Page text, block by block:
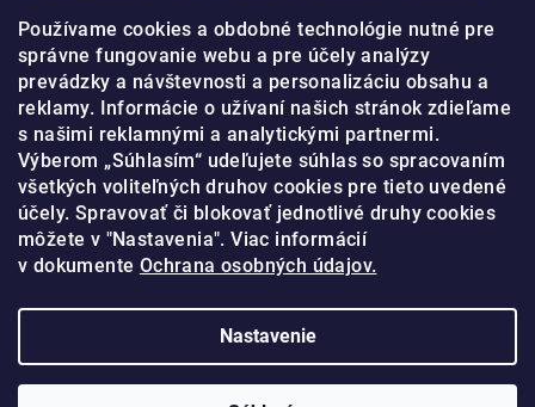
Používame cookies a obdobné technológie nutné pre
správne fungovanie webu a pre účely analýzy
prevádzky a návštevnosti a personalizáciu obsahu a
reklamy. Informácie o užívaní našich stránok zdieľame
s našimi reklamnými a analytickými partnermi.
Výberom „Súhlasím“ udeľujete súhlas so spracovaním
všetkých voliteľných druhov cookies pre tieto uvedené
účely. Spravovať či blokovať jednotlivé druhy cookies
môžete v "Nastavenia". Viac informácií
v dokumente Ochrana osobných údajov.
Nastavenie
Hodnotenie produktu je 5 z 5 hviezdičiek.
| jaja
Prijímame online platby